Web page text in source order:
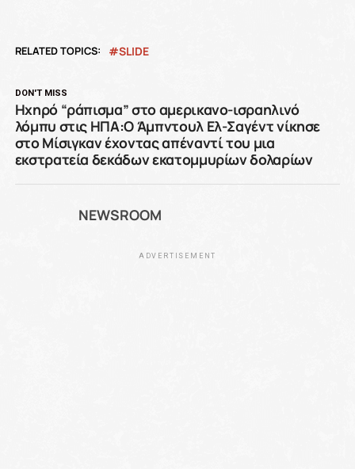
RELATED TOPICS: SLIDE
DON'T MISS
Ηχηρό “ράπισμα” στο αμερικανο-ισραηλινό
λόμπυ στις ΗΠΑ:Ο Άμπντουλ Ελ-Σαγέντ νίκησε
στο Μίσιγκαν έχοντας απέναντί του μια
εκστρατεία δεκάδων εκατομμυρίων δολαρίων
NEWSROOM
ADVERTISEMENT